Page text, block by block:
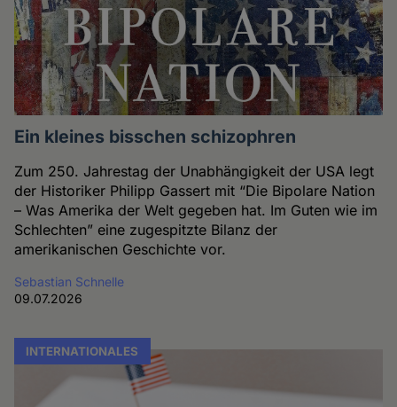
Ein kleines bisschen schizophren
Zum 250. Jahrestag der Unabhängigkeit der USA legt
der Historiker Philipp Gassert mit “Die Bipolare Nation
– Was Amerika der Welt gegeben hat. Im Guten wie im
Schlechten” eine zugespitzte Bilanz der
amerikanischen Geschichte vor.
Sebastian Schnelle
09.07.2026
INTERNATIONALES